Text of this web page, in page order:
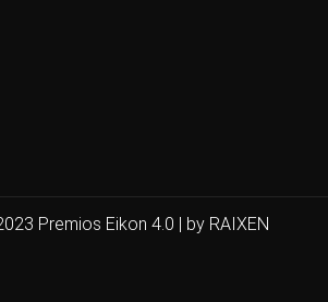
Premios Eikon 4.0 | by RAIXEN